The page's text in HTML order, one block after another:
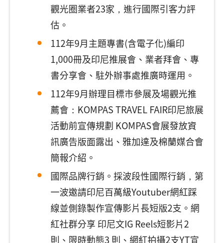
觀光圈業者23家，進行國際引客力評
估。
112年9月主題專書(含電子化)編印
1,000冊及印尼推展會、業者拜會、專
書分享會、駐外辦事處推廣時運用。
112年9月辦理目標市參展及場觀光推
薦會：KOMPAS TRAVEL FAIR印尼旅展
活動前宣傳規劃 KOMPAS會展發放資
訊廣告版面露出、雅加達及棉蘭媒合會
簡報介紹。
國際品牌行銷。採波段性國際行銷，第
一波邀請印尼百萬級Youtuber網紅踩
線並側錄製作宣傳影片長短版2支。網
紅社群分享 印尼文IG Reels短影片2
則、限時動態3 則、網紅拍攝2支YT宣